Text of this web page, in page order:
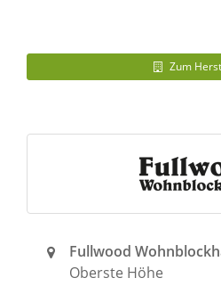
Zum
Fullwood
Oberste Höhe